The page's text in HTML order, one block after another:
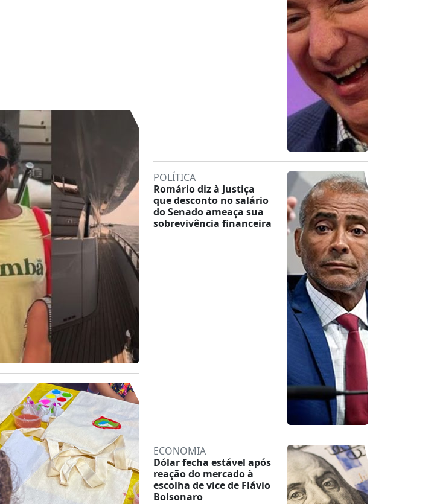
POLÍTICA
Romário diz à Justiça
que desconto no salário
do Senado ameaça sua
sobrevivência financeira
ECONOMIA
Dólar fecha estável após
reação do mercado à
escolha de vice de Flávio
Bolsonaro